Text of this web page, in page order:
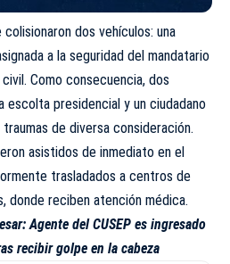
colisionaron dos vehículos: una
a la seguridad del mandatario
Como consecuencia, dos
escolta presidencial y un ciudadano
de diversa consideración.
asistidos de inmediato en el
trasladados a centros de
donde reciben atención médica.
Agente del CUSEP es ingresado
recibir golpe en la cabeza